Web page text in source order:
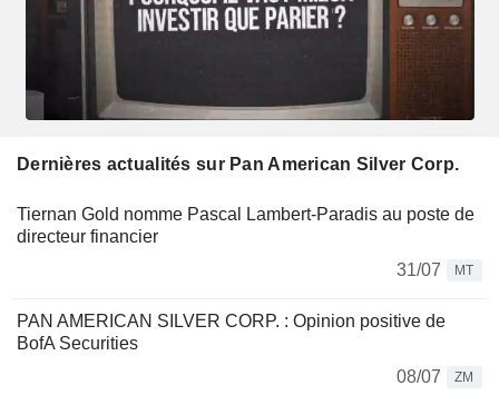
Dernières actualités sur Pan American Silver Corp.
Tiernan Gold nomme Pascal Lambert-Paradis au poste de
directeur financier
31/07
MT
PAN AMERICAN SILVER CORP. : Opinion positive de
BofA Securities
08/07
ZM